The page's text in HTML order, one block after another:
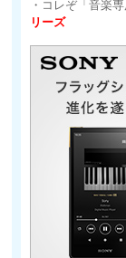
・コレぞ「音楽
リーズ